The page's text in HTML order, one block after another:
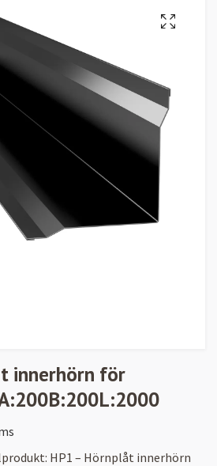
innerhörn för
HP1 – Hörnplåt innerhörn